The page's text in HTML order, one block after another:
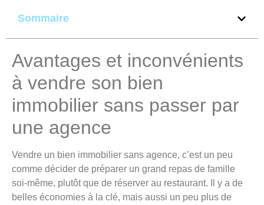
Sommaire
Avantages et inconvénients
à vendre son bien
immobilier sans passer par
une agence
Vendre un bien immobilier sans agence, c’est un peu
comme décider de préparer un grand repas de famille
soi-même, plutôt que de réserver au restaurant. Il y a de
belles économies à la clé, mais aussi un peu plus de